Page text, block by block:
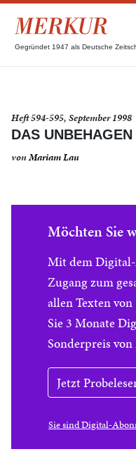
Gegründet 1947 als Deutsche
Heft 594-595, September 1998
DAS
vonMariam Lau
Möchten Sie
Mit dem Digital-
Zugang zum
allen Texten von
Sie 3 Monate
Sonderpreis
Jetzt
Sie sind Digital-